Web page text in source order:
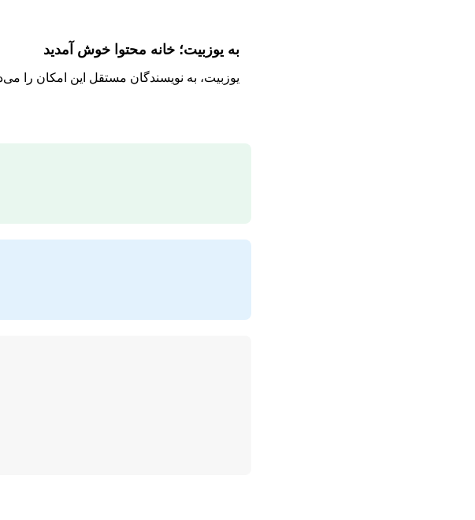
به یوزبیت؛ خانه محتوا خوش آمدید
یوزبیت، به نویسندگان مستقل این امکان را